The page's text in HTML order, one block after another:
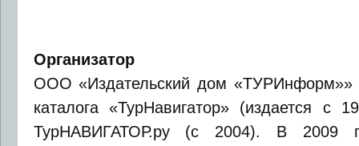
Организатор
ООО «Издательский дом
каталога «ТурНавигатор» (издается с
ТурНАВИГАТОР.ру (с 2004). В 2009